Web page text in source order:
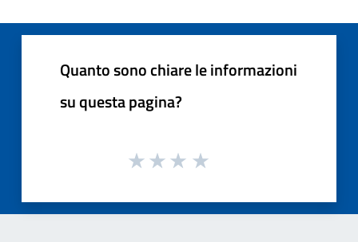
Quanto sono chiare le informazioni
su questa pagina?